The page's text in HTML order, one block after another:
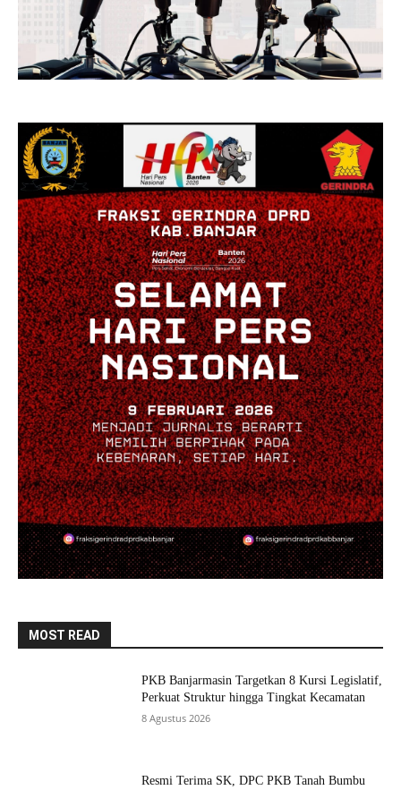
MOST READ
PKB Banjarmasin Targetkan 8 Kursi Legislatif,
Perkuat Struktur hingga Tingkat Kecamatan
8 Agustus 2026
Resmi Terima SK, DPC PKB Tanah Bumbu